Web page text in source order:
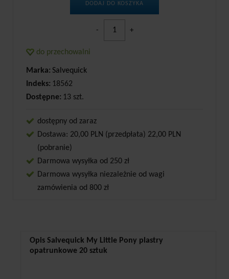
DODAJ DO KOSZYKA
- +
do przechowalni
Marka: Salvequick
Indeks: 18562
Dostępne: 13 szt.
dostępny od zaraz
Dostawa: 20,00 PLN (przedpłata) 22,00 PLN
(pobranie)
Darmowa wysyłka od 250 zł
Darmowa wysyłka niezależnie od wagi
zamówienia od 800 zł
Opis Salvequick My Little Pony plastry
opatrunkowe 20 sztuk